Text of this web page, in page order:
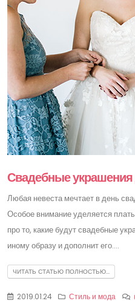
Свадебные
Любая невеста мечтает в день
Особое внимание уделяется
про то, какие будут свадебные
иному образу и дополнит его....
ЧИТАТЬ СТАТЬЮ ПОЛНОСТЬЮ...
2019.01.24 Стиль и мода